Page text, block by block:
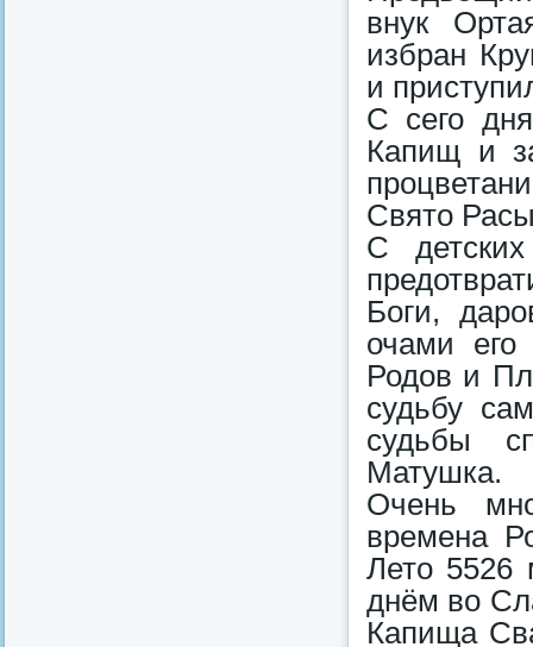
внук
избран
и
С сего
Капищ и
Свято
С
Боги,
очами
Родов и
судьбу
судьбы
Матушка.
Очень
времена
Лето 5526
днём во
Капища